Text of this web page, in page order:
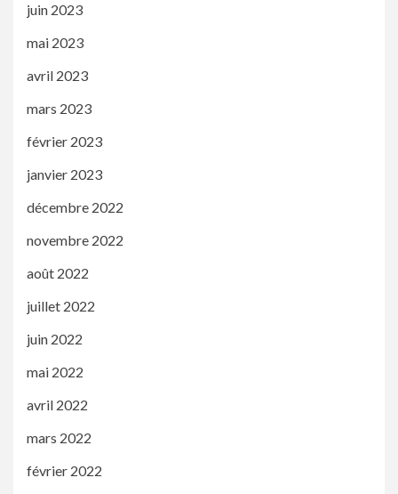
juin 2023
mai 2023
avril 2023
mars 2023
février 2023
janvier 2023
décembre 2022
novembre 2022
août 2022
juillet 2022
juin 2022
mai 2022
avril 2022
mars 2022
février 2022